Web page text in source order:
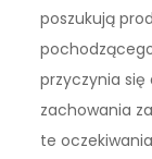
poszukują
przyczynia się
zachowania
te